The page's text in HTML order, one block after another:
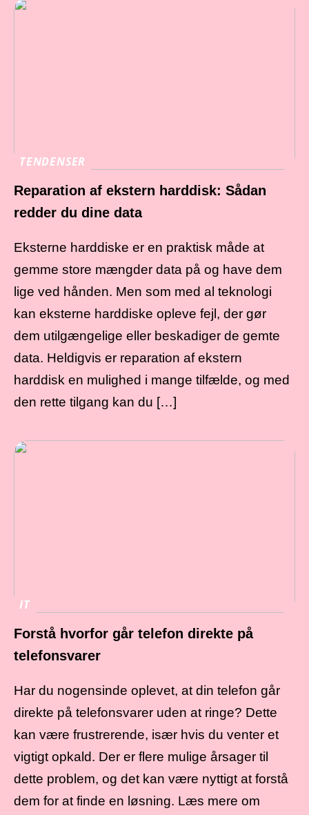
TENDENSER
Reparation af ekstern harddisk: Sådan
redder du dine data
Eksterne harddiske er en praktisk måde at
gemme store mængder data på og have dem
lige ved hånden. Men som med al teknologi
kan eksterne harddiske opleve fejl, der gør
dem utilgængelige eller beskadiger de gemte
data. Heldigvis er reparation af ekstern
harddisk en mulighed i mange tilfælde, og med
den rette tilgang kan du […]
IT
Forstå hvorfor går telefon direkte på
telefonsvarer
Har du nogensinde oplevet, at din telefon går
direkte på telefonsvarer uden at ringe? Dette
kan være frustrerende, især hvis du venter et
vigtigt opkald. Der er flere mulige årsager til
dette problem, og det kan være nyttigt at forstå
dem for at finde en løsning. Læs mere om